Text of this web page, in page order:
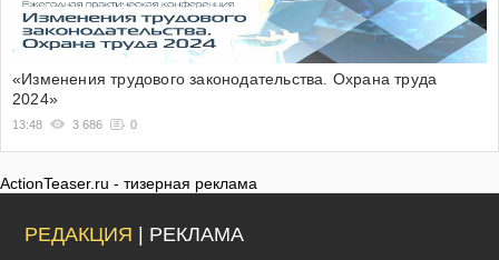
«Изменения трудового законодательства. Охрана труда
2024»
13:48 3 686 0
ActionTeaser.ru - тизерная реклама
РЕДАКЦИЯ | РЕКЛАМА